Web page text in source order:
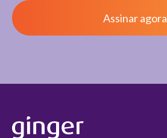
Assinar agora